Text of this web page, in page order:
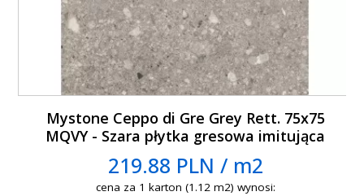
Mystone Ceppo di Gre Grey Rett. 75x75
MQVY - Szara płytka gresowa imitująca
lastryko
219.88 PLN / m2
cena za 1 karton (1.12 m2) wynosi: